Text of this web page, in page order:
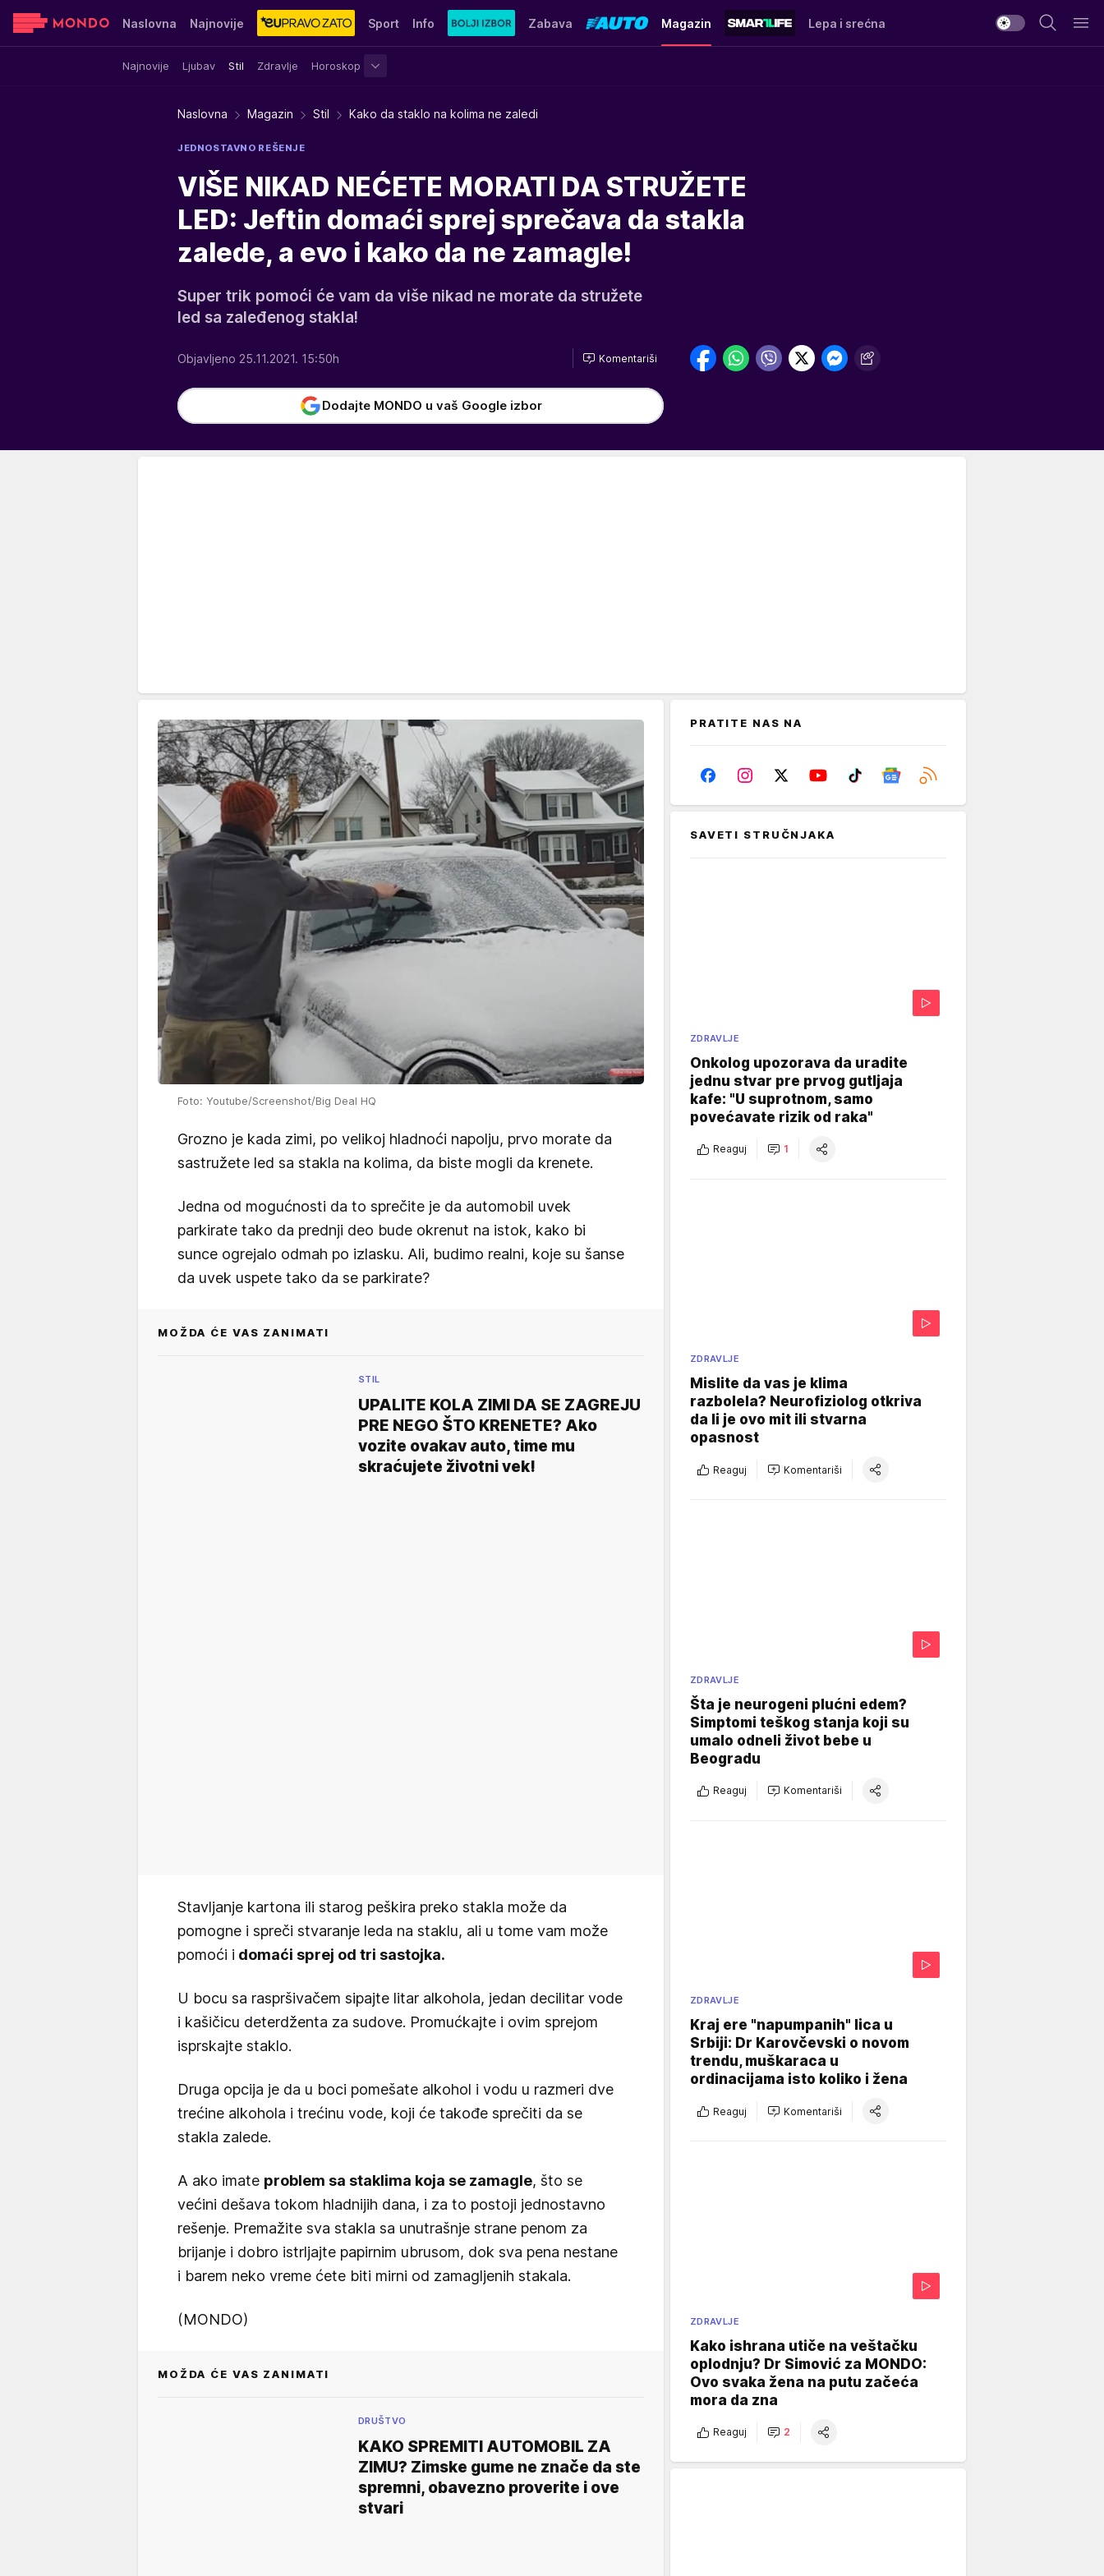
Naslovna Najnovije Sport Info Zabava Magazin
Najnovije Ljubav Stil Zdravlje Horoskop
Lepa i srećna
Sensa Stvar ukusa Yumama
Naslovna Magazin Stil Kako da staklo na kolima ne zaledi
JEDNOSTAVNO REŠENJE
VIŠE NIKAD NEĆETE MORATI DA STRUŽETE
LED: Jeftin domaći sprej sprečava da stakla
zalede, a evo i kako da ne zamagle!
Super trik pomoći će vam da više nikad ne morate da stružete
led sa zaleđenog stakla!
Objavljeno 25.11.2021. 15:50h Komentariši
Dodajte MONDO u vaš Google izbor
Foto: Youtube/Screenshot/Big Deal HQ
Grozno je kada zimi, po velikoj hladnoći napolju, prvo morate da
sastružete led sa stakla na kolima, da biste mogli da krenete.
Jedna od mogućnosti da to sprečite je da automobil uvek
parkirate tako da prednji deo bude okrenut na istok, kako bi
sunce ogrejalo odmah po izlasku. Ali, budimo realni, koje su šanse
da uvek uspete tako da se parkirate?
MOŽDA ĆE VAS ZANIMATI
STIL
UPALITE KOLA ZIMI DA SE ZAGREJU
PRE NEGO ŠTO KRENETE? Ako
vozite ovakav auto, time mu
skraćujete životni vek!
Stavljanje kartona ili starog peškira preko stakla može da
pomogne i spreči stvaranje leda na staklu, ali u tome vam može
pomoći i domaći sprej od tri sastojka.
U bocu sa raspršivačem sipajte litar alkohola, jedan decilitar vode
i kašičicu deterdženta za sudove. Promućkajte i ovim sprejom
isprskajte staklo.
Druga opcija je da u boci pomešate alkohol i vodu u razmeri dve
trećine alkohola i trećinu vode, koji će takođe sprečiti da se
stakla zalede.
A ako imate problem sa staklima koja se zamagle, što se
većini dešava tokom hladnijih dana, i za to postoji jednostavno
rešenje. Premažite sva stakla sa unutrašnje strane penom za
brijanje i dobro istrljajte papirnim ubrusom, dok sva pena nestane
i barem neko vreme ćete biti mirni od zamagljenih stakala.
(MONDO)
MOŽDA ĆE VAS ZANIMATI
DRUŠTVO
KAKO SPREMITI AUTOMOBIL ZA
ZIMU? Zimske gume ne znače da ste
spremni, obavezno proverite i ove
stvari
PRATITE NAS NA
SAVETI STRUČNJAKA
ZDRAVLJE
Onkolog upozorava da uradite
jednu stvar pre prvog gutljaja
kafe: "U suprotnom, samo
povećavate rizik od raka"
Reaguj 1
ZDRAVLJE
Mislite da vas je klima
razbolela? Neurofiziolog otkriva
da li je ovo mit ili stvarna
opasnost
Reaguj Komentariši
ZDRAVLJE
Šta je neurogeni plućni edem?
Simptomi teškog stanja koji su
umalo odneli život bebe u
Beogradu
Reaguj Komentariši
ZDRAVLJE
Kraj ere "napumpanih" lica u
Srbiji: Dr Karovčevski o novom
trendu, muškaraca u
ordinacijama isto koliko i žena
Reaguj Komentariši
ZDRAVLJE
Kako ishrana utiče na veštačku
oplodnju? Dr Simović za MONDO:
Ovo svaka žena na putu začeća
mora da zna
Reaguj 2